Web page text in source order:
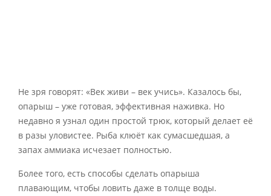
Не зря говорят: «Век живи – век учись». Казалось бы,
опарыш – уже готовая, эффективная наживка. Но
недавно я узнал один простой трюк, который делает её
в разы уловистее. Рыба клюёт как сумасшедшая, а
запах аммиака исчезает полностью.
Более того, есть способы сделать опарыша
плавающим, чтобы ловить даже в толще воды.